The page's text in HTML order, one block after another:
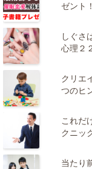
ゼント！
しぐさ
心理２
クリエ
つのヒ
これだ
クニッ
当たり